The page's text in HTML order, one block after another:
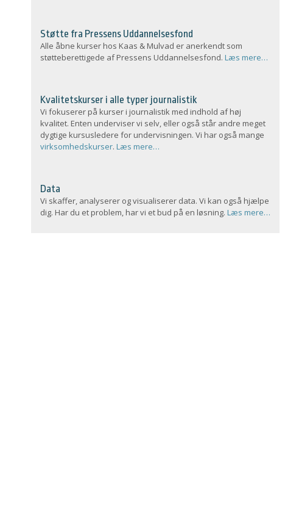
Støtte fra Pressens Uddannelsesfond
Alle åbne kurser hos Kaas & Mulvad er anerkendt som
støtteberettigede af Pressens Uddannelsesfond. Læs mere…
Kvalitetskurser i alle typer journalistik
Vi fokuserer på kurser i journalistik med indhold af høj
kvalitet. Enten underviser vi selv, eller også står andre meget
dygtige kursusledere for undervisningen. Vi har også mange
virksomhedskurser. Læs mere…
Data
Vi skaffer, analyserer og visualiserer data. Vi kan også hjælpe
dig. Har du et problem, har vi et bud på en løsning. Læs mere…